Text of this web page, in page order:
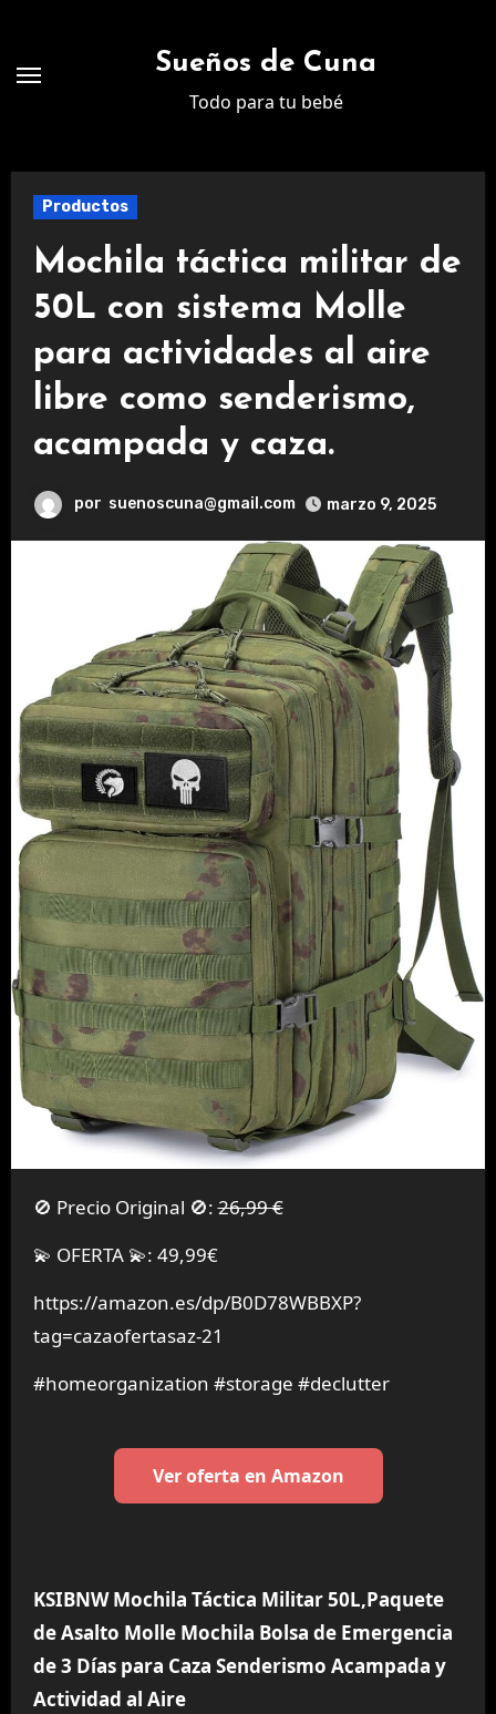
contenido
Sueños de Cuna
Todo para tu bebé
Productos
Mochila táctica militar de
50L con sistema Molle
para actividades al aire
libre como senderismo,
acampada y caza.
por suenoscuna@gmail.com marzo 9, 2025
🚫 Precio Original 🚫:26,99 €
💫 OFERTA 💫: 49,99€
https://amazon.es/dp/B0D78WBBXP?
tag=cazaofertasaz-21
#homeorganization #storage #declutter
Ver oferta en Amazon
KSIBNW Mochila Táctica Militar 50L,Paquete
de Asalto Molle Mochila Bolsa de Emergencia
de 3 Días para Caza Senderismo Acampada y
Actividad al Aire